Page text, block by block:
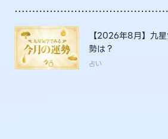
【2026年8月】九
勢は？
占い